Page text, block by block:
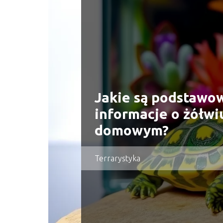
Jakie są
informacje o
domowym?
Terrarystyka